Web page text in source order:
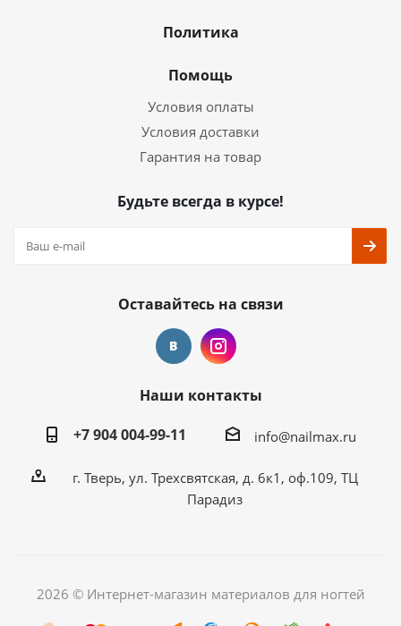
Политика
Помощь
Условия оплаты
Условия доставки
Гарантия на товар
Будьте всегда в курсе!
Оставайтесь на связи
Наши контакты
+7 904 004-99-11
info@nailmax.ru
г. Тверь, ул. Трехсвятская, д. 6к1, оф.109, ТЦ
Парадиз
2026 © Интернет-магазин материалов для ногтей